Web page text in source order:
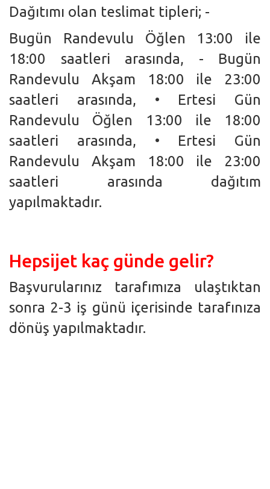
Dağıtımı olan teslimat tipleri; -
Bugün Randevulu Öğlen 13:00 ile
18:00 saatleri arasında, - Bugün
Randevulu Akşam 18:00 ile 23:00
saatleri arasında, • Ertesi Gün
Randevulu Öğlen 13:00 ile 18:00
saatleri arasında, • Ertesi Gün
Randevulu Akşam 18:00 ile 23:00
saatleri arasında dağıtım
yapılmaktadır.
Hepsijet kaç günde gelir?
Başvurularınız tarafımıza ulaştıktan
sonra 2-3 iş günü içerisinde tarafınıza
dönüş yapılmaktadır.